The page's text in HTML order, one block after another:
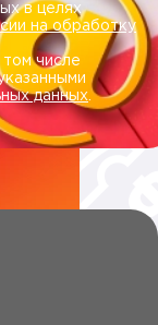
в целях
на обработку
числе
данных